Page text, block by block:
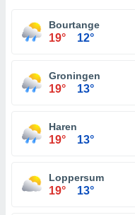
Bourtange
19° 12°
Groningen
19° 13°
Haren
19° 13°
Loppersum
19° 13°